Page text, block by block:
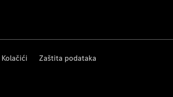
Kolačići Zaštita podataka